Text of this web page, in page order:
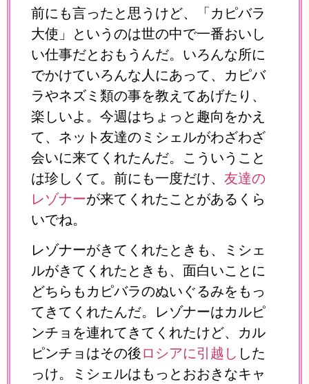
前にも言ったと思うけど、「カピバラ
大使」というのは世の中で一番おいし
い仕事だとおもうんだ。いろんな所に
でかけていろんな人にあって、カピバ
ラやネズミ類の事を教えてあげたり、
楽しいよ。今週はちょっと趣向をかえ
て、ネット友達のミシェルがわざわざ
会いに来てくれたんだ。こういうこと
は珍しくて。前にも一度だけ、 友達の
レゾナーが来てくれたことがあるくら
いでね。
レゾナーがきてくれたときも、ミシェ
ルがきてくれたときも、面白いことに
どちらもカピバラのぬいぐるみをもっ
てきてくれたんだ。レゾナーはカルピ
ンチョを連れてきてくれたけど、カル
ピンチョはその後ロシアに引越し した
っけ。ミシェルはもっとおおきなキャ